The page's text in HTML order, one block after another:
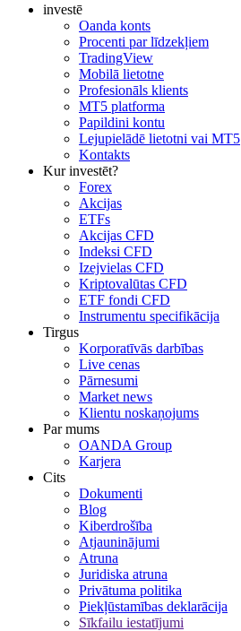
investē
Oanda konts
Procenti par līdzekļiem
TradingView
Mobilā lietotne
Profesionāls klients
MT5 platforma
Papildini kontu
Lejupielādē lietotni vai MT5
Kontakts
Kur investēt?
Forex
Akcijas
ETFs
Akcijas CFD
Indeksi CFD
Izejvielas CFD
Kriptovalūtas CFD
ETF fondi CFD
Instrumentu specifikācija
Tirgus
Korporatīvās darbības
Live cenas
Pārnesumi
Market news
Klientu noskaņojums
Par mums
OANDA Group
Karjera
Cits
Dokumenti
Blog
Kiberdrošība
Atjauninājumi
Atruna
Juridiska atruna
Privātuma politika
Piekļūstamības deklarācija
Sīkfailu iestatījumi